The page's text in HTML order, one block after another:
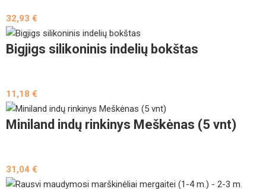
32,93€
Bigjigs silikoninis indelių bokštas
11,18€
Miniland indų rinkinys Meškėnas (5 vnt)
31,04€